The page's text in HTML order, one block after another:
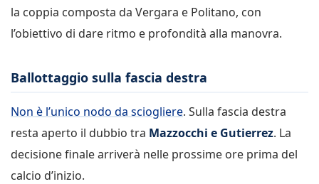
la coppia composta da Vergara e Politano, con
l’obiettivo di dare ritmo e profondità alla manovra.
Ballottaggio sulla fascia destra
Non è l’unico nodo da sciogliere. Sulla fascia destra
resta aperto il dubbio tra Mazzocchi e Gutierrez. La
decisione finale arriverà nelle prossime ore prima del
calcio d’inizio.